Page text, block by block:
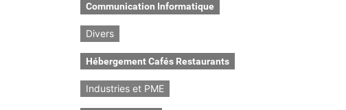
Communication Informatique
Divers
Hébergement Cafés Restaurants
Industries et PME